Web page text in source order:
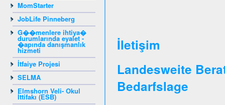
MomStarter
JobLife Pinneberg
G��menlere ihtiya�
durumlarında eyalet -
�apında danışmanlık
hizmeti
İtfaiye Projesi
SELMA
Elmshorn Veli- Okul
İttifakı (ESB)
İletişim
Landesweite
Bedarfslage